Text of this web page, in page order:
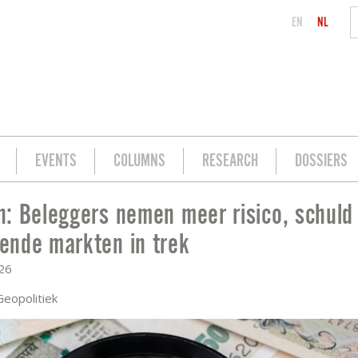
EN NL
EVENTS COLUMNS RESEARCH DOSSIERS
SCHULD OPKOMENDE MARKTEN
Beleggers nemen meer risico, schuld
markten in trek